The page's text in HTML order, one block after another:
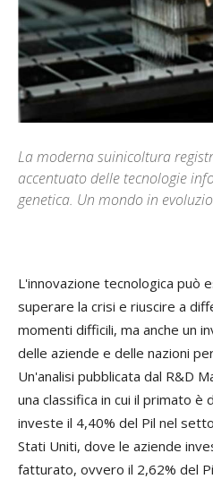
La moderna suinicoltura
accentuato delle tecnologie
genetica. Un mondo in
L'innovazione tecnologica può
superare la crisi e riuscire a
momenti difficili, ma anche un
delle aziende e delle nazioni
Un'analisi pubblicata dal R&D
una classifica in cui il primato è
investe il 4,40% del Pil nel
Stati Uniti, dove le aziende
fatturato, ovvero il 2,62% del